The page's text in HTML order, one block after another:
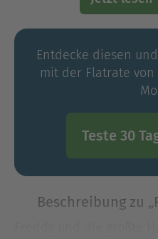
Entdecke diesen
mit der Flatrate von
Teste 30
Beschreibung zu